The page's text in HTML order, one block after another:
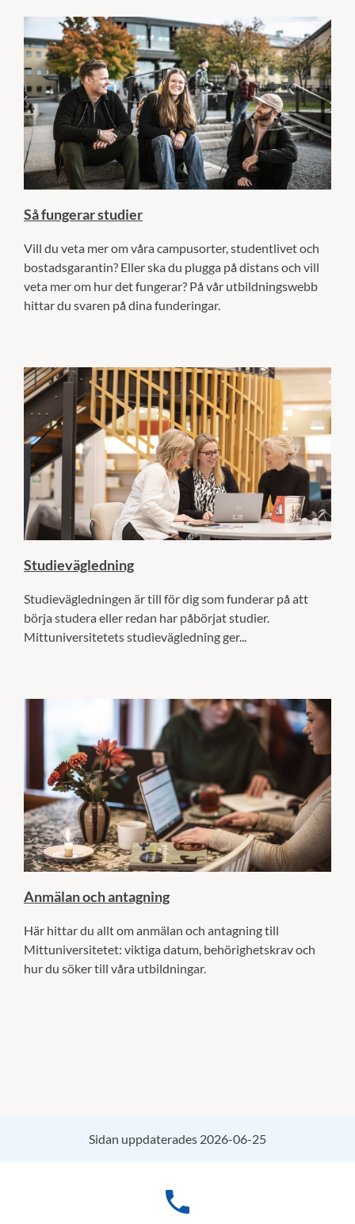
Så fungerar studier
Vill du veta mer om våra campusorter, studentlivet och
bostadsgarantin? Eller ska du plugga på distans och vill
veta mer om hur det fungerar? På vår utbildningswebb
hittar du svaren på dina funderingar.
Studievägledning
Studievägledningen är till för dig som funderar på att
börja studera eller redan har påbörjat studier.
Mittuniversitetets studievägledning ger...
Anmälan och antagning
Här hittar du allt om anmälan och antagning till
Mittuniversitetet: viktiga datum, behörighetskrav och
hur du söker till våra utbildningar.
Sidan uppdaterades 2026-06-25
phone